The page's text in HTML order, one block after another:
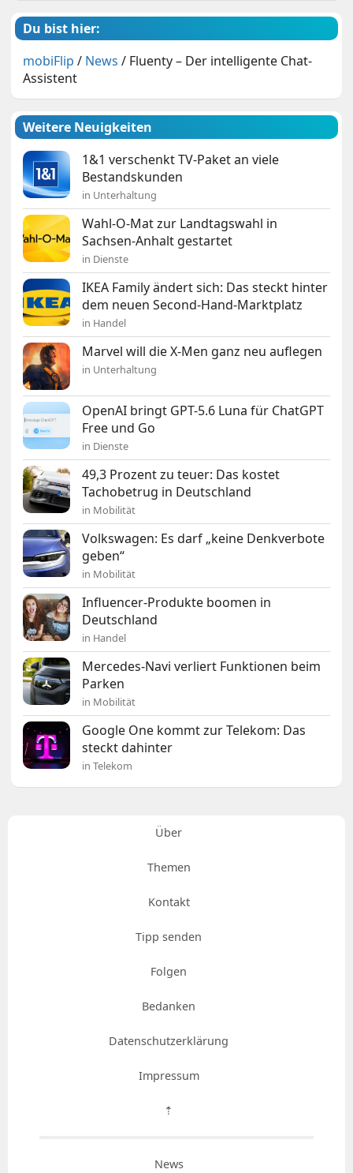
Du bist hier:
mobiFlip / News / Fluenty – Der intelligente Chat-
Assistent
Weitere Neuigkeiten
1&1 verschenkt TV-Paket an viele
Bestandskunden
in Unterhaltung
Wahl-O-Mat zur Landtagswahl in
Sachsen-Anhalt gestartet
in Dienste
IKEA Family ändert sich: Das steckt hinter
dem neuen Second-Hand-Marktplatz
in Handel
Marvel will die X-Men ganz neu auflegen
in Unterhaltung
OpenAI bringt GPT-5.6 Luna für ChatGPT
Free und Go
in Dienste
49,3 Prozent zu teuer: Das kostet
Tachobetrug in Deutschland
in Mobilität
Volkswagen: Es darf „keine Denkverbote
geben“
in Mobilität
Influencer-Produkte boomen in
Deutschland
in Handel
Mercedes-Navi verliert Funktionen beim
Parken
in Mobilität
Google One kommt zur Telekom: Das
steckt dahinter
in Telekom
Über
Themen
Kontakt
Tipp senden
Folgen
Bedanken
Datenschutzerklärung
Impressum
⇡
News